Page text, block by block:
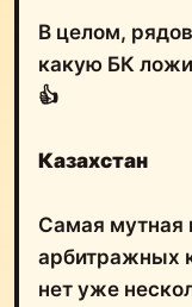
В целом,
какую БК
👍
Казахстан
Самая мутная
арбитражных
нет уже